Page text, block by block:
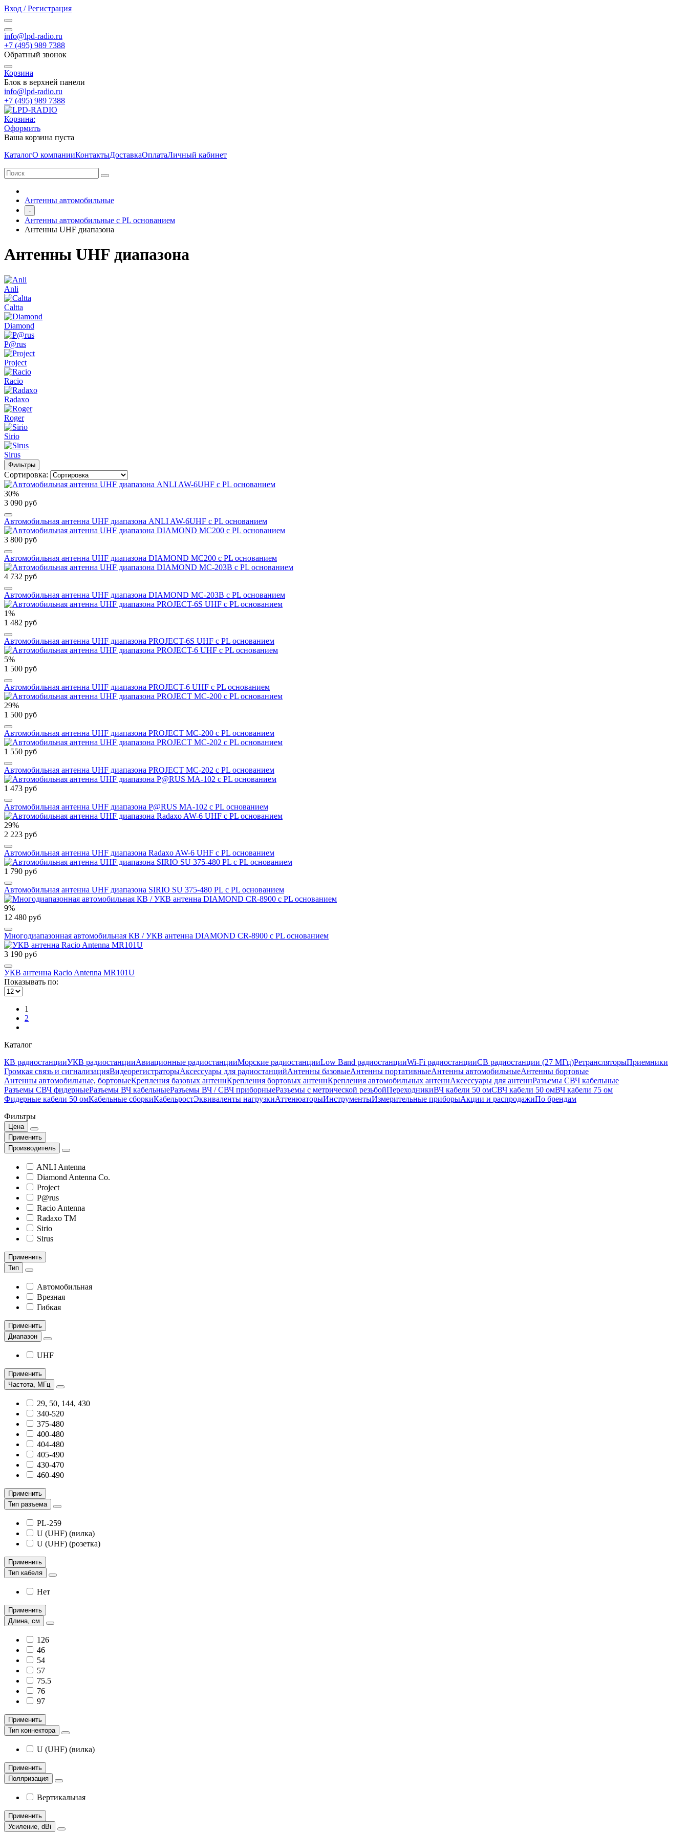
Вход / Регистрация
info@lpd-radio.ru
+7 (495) 989 7388
Обратный звонок
Корзина
Блок в верхней панели
info@lpd-radio.ru
+7 (495) 989 7388
Корзина:
Оформить
Ваша корзина пуста
КаталогО компанииКонтактыДоставкаОплатаЛичный кабинет
Антенны автомобильные
-
Антенны автомобильные с PL основанием
Антенны UHF диапазона
Антенны UHF диапазона
Anli
Caltta
Diamond
P@rus
Project
Racio
Radaxo
Roger
Sirio
Sirus
Фильтры
Сортировка:
30%
3 090 руб
Автомобильная антенна UHF диапазона ANLI AW-6UHF с PL основанием
3 800 руб
Автомобильная антенна UHF диапазона DIAMOND MC200 с PL основанием
4 732 руб
Автомобильная антенна UHF диапазона DIAMOND MC-203B с PL основанием
1%
1 482 руб
Автомобильная антенна UHF диапазона PROJECT-6S UHF с PL основанием
5%
1 500 руб
Автомобильная антенна UHF диапазона PROJECT-6 UHF с PL основанием
29%
1 500 руб
Автомобильная антенна UHF диапазона PROJECT MC-200 с PL основанием
1 550 руб
Автомобильная антенна UHF диапазона PROJECT MC-202 с PL основанием
1 473 руб
Автомобильная антенна UHF диапазона P@RUS MA-102 с PL основанием
29%
2 223 руб
Автомобильная антенна UHF диапазона Radaxo AW-6 UHF с PL основанием
1 790 руб
Автомобильная антенна UHF диапазона SIRIO SU 375-480 PL с PL основанием
9%
12 480 руб
Многодиапазонная автомобильная КВ / УКВ антенна DIAMOND CR-8900 с PL основанием
3 190 руб
УКВ антенна Racio Antenna MR101U
Показывать по:
1
2
Каталог
КВ радиостанцииУКВ радиостанцииАвиационные радиостанцииМорские радиостанцииLow Band радиостанцииWi-Fi радиостанцииCB радиостанции (27 МГц)РетрансляторыПриемники
Громкая связь и сигнализацияВидеорегистраторыАксессуары для радиостанцийАнтенны базовыеАнтенны портативныеАнтенны автомобильныеАнтенны бортовые
Антенны автомобильные, бортовыеКрепления базовых антеннКрепления бортовых антеннКрепления автомобильных антеннАксессуары для антеннРазъемы СВЧ кабельные
Разъемы СВЧ фидерныеРазъемы ВЧ кабельныеРазъемы ВЧ / СВЧ приборныеРазъемы с метрической резьбойПереходникиВЧ кабели 50 омСВЧ кабели 50 омВЧ кабели 75 ом
Фидерные кабели 50 омКабельные сборкиКабельростЭквиваленты нагрузкиАттенюаторыИнструментыИзмерительные приборыАкции и распродажиПо брендам
Фильтры
Цена
Применить
Производитель
ANLI Antenna
Diamond Antenna Co.
Project
P@rus
Racio Antenna
Radaxo TM
Sirio
Sirus
Применить
Тип
Автомобильная
Врезная
Гибкая
Применить
Диапазон
UHF
Применить
Частота, МГц
29, 50, 144, 430
340-520
375-480
400-480
404-480
405-490
430-470
460-490
Применить
Тип разъема
PL-259
U (UHF) (вилка)
U (UHF) (розетка)
Применить
Тип кабеля
Нет
Применить
Длина, см
126
46
54
57
75.5
76
97
Применить
Тип коннектора
U (UHF) (вилка)
Применить
Поляризация
Вертикальная
Применить
Усиление, dBi